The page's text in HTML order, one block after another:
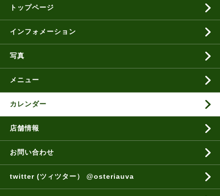
トップページ
インフォメーション
写真
メニュー
カレンダー
店舗情報
お問い合わせ
twitter (ツィツター） @osteriauva